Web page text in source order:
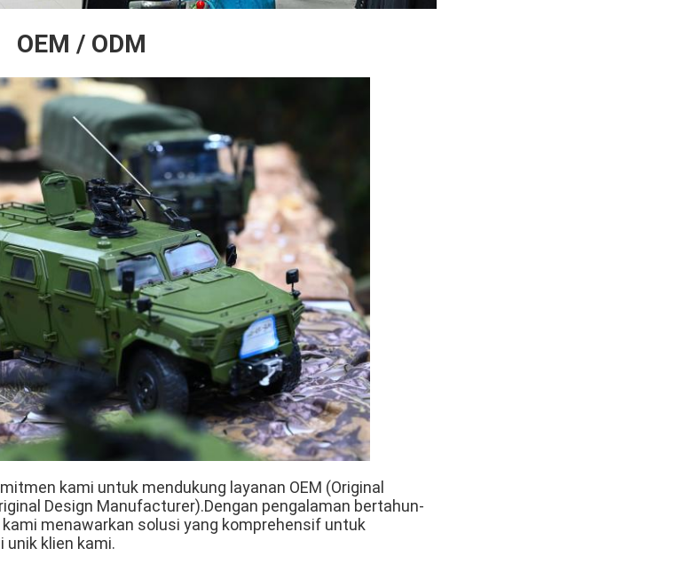
OEM / ODM
kami untuk mendukung layanan OEM (Original
Design Manufacturer).Dengan pengalaman bertahun-
menawarkan solusi yang komprehensif untuk
klien kami.